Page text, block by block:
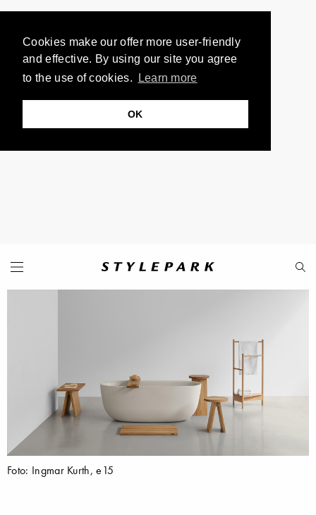
Cookies make our offer more user-friendly
and effective. By using our site you agree
to the use of cookies.
Learn more
OK
Foto: Ingmar Kurth, e15